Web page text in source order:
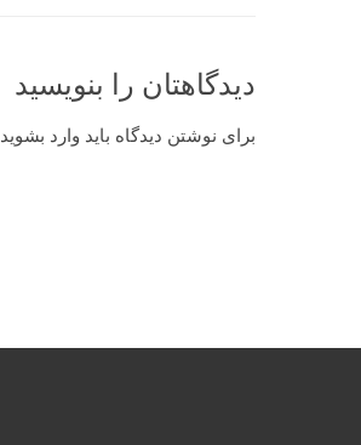
دیدگاهتان را بنویسید
برای نوشتن دیدگاه باید وارد بشوید